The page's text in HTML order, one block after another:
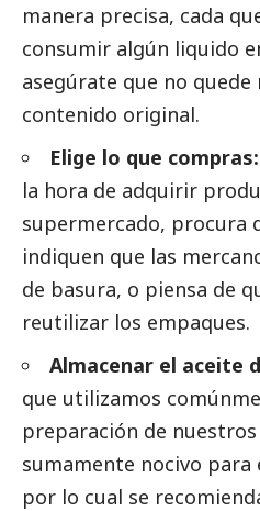
manera precisa, cada
consumir algún liquido
asegúrate que no
contenido original.
Elige lo que compras:
la hora de adquirir
supermercado, procura
indiquen que las
de basura, o piensa de
reutilizar los empaques.
Almacenar el aceite
que utilizamos
preparación de
sumamente nocivo para
por lo cual se